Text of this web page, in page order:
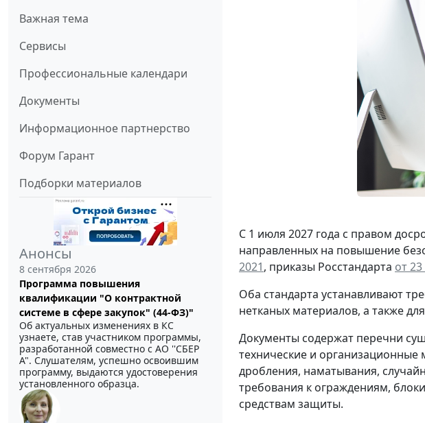
Важная тема
Сервисы
Профессиональные календари
Документы
Информационное партнерство
Форум Гарант
Подборки материалов
Анонсы
8 сентября 2026
Программа повышения
квалификации "О контрактной
системе в сфере закупок" (44-ФЗ)"
Об актуальных изменениях в КС
узнаете, став участником программы,
разработанной совместно с АО ''СБЕР
А". Слушателям, успешно освоившим
программу, выдаются удостоверения
установленного образца.
С 1 июля 2027 года с правом
направленных на повышение
2021, приказы Росстандарта от
Оба стандарта устанавливают
нетканых материалов, а также
Документы содержат перечни
технические и
дробления, наматывания,
требования к ограждениям,
средствам защиты.